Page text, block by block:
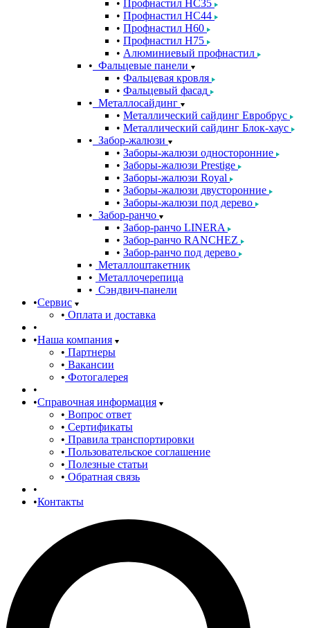
Профнастил НС35
Профнастил НС44
Профнастил Н60
Профнастил Н75
Алюминиевый профнастил
Фальцевые панели
Фальцевая кровля
Фальцевый фасад
Металлосайдинг
Металлический сайдинг Евробрус
Металлический сайдинг Блок-хаус
Забор-жалюзи
Заборы-жалюзи односторонние
Заборы-жалюзи Prestige
Заборы-жалюзи Royal
Заборы-жалюзи двусторонние
Заборы-жалюзи под дерево
Забор-ранчо
Забор-ранчо LINERA
Забор-ранчо RANCHEZ
Забор-ранчо под дерево
Металлоштакетник
Металлочерепица
Сэндвич-панели
Сервис
Оплата и доставка
Наша компания
Партнеры
Вакансии
Фотогалерея
Справочная информация
Вопрос ответ
Сертификаты
Правила транспортировки
Пользовательское соглашение
Полезные статьи
Обратная связь
Контакты